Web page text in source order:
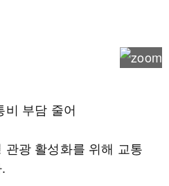
부담 줄어
광 활성화를 위해 교통